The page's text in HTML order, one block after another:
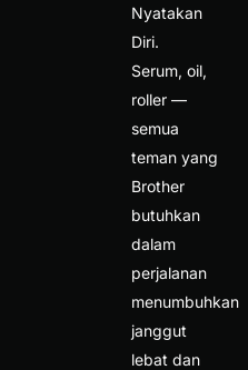
Nyatakan
Diri.
Serum, oil,
roller —
semua
teman yang
Brother
butuhkan
dalam
perjalanan
menumbuhkan
janggut
lebat dan